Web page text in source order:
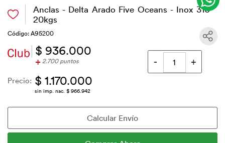
Anclas - Delta Arado Five Oceans - Inox 316
20kgs
Código: A95200
$ 936.000
+2.700 puntos
Precio: $ 1.170.000
sin imp. nac. $ 966.942